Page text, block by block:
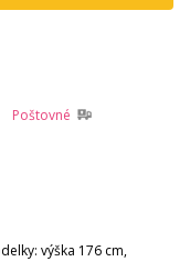
Poštovné
výška 176 cm,